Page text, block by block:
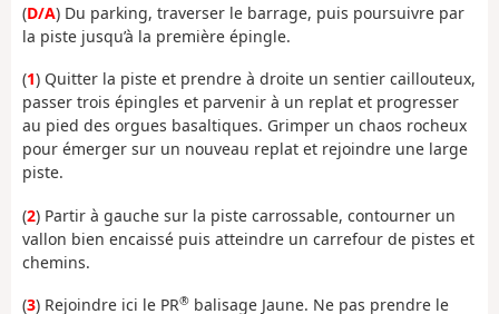
(D/A) Du parking, traverser le barrage, puis poursuivre par
la piste jusqu’à la première épingle.
(1) Quitter la piste et prendre à droite un sentier caillouteux,
passer trois épingles et parvenir à un replat et progresser
au pied des orgues basaltiques. Grimper un chaos rocheux
pour émerger sur un nouveau replat et rejoindre une large
piste.
(2) Partir à gauche sur la piste carrossable, contourner un
vallon bien encaissé puis atteindre un carrefour de pistes et
chemins.
(3) Rejoindre ici le PR® balisage Jaune. Ne pas prendre le